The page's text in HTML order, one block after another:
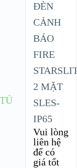
TỦ
ĐÈN
CẢNH
BÁO
FIRE
2 MẶT
SLES-
IP65
Vui lòng
liên hệ
để có
giá tốt